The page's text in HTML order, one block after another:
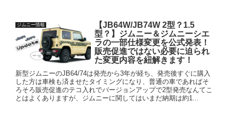
ジムニー情報
【JB64W/JB74W 2型？1.5
型？】ジムニー＆ジムニーシエ
ラの一部仕様変更を公式発表！
販売促進ではない必要に迫られ
た変更内容を紐解きます！
新型ジムニーのJB64/74は発売から3年が経ち、発売後すぐに購入
した方は車検も済ませたタイミングになり、普通の車であればそ
ろそろ販売促進のテコ入れでバージョンアップで2型発売なんてこ
とはよくありますが、ジムニーに関してはいまだ納期は約1...